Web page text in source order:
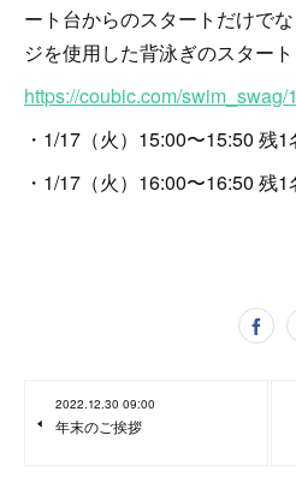
ート台からのスタートだけで
ジを使用した背泳ぎのスタート
https://coubic.com/swim_swag/
・1/17（火）15:00〜15:50 残1
・1/17（火）16:00〜16:50 残1
2022.12.30 09:00
年末のご挨拶